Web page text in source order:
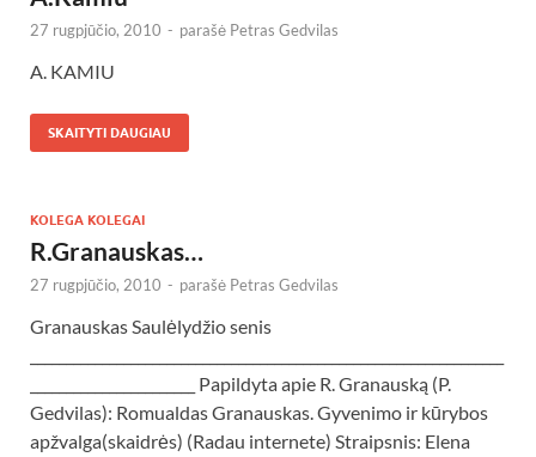
27 rugpjūčio, 2010 - parašė Petras Gedvilas
A. KAMIU
SKAITYTI DAUGIAU
KOLEGA KOLEGAI
R.Granauskas…
27 rugpjūčio, 2010 - parašė Petras Gedvilas
Granauskas Saulėlydžio senis
_______________________ Papildyta apie R. Granauską (P.
Gedvilas): Romualdas Granauskas. Gyvenimo ir kūrybos
apžvalga(skaidrės) (Radau internete) Straipsnis: Elena